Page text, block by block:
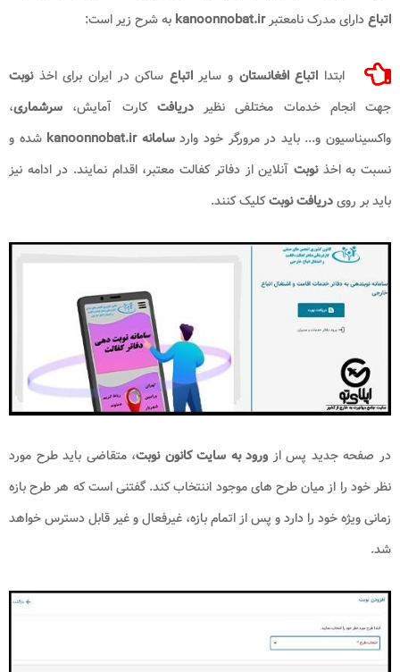
اتباعدارای مدرک نامعتبرkanoonnobat.ir به شرح زیر است:
ابتدا اتباع افغانستان و سایراتباع ساکن در ایران برای اخذنوبت
جهت انجام خدمات مختلفی نظیردریافتکارت آمایش، سرشماری،
واکسیناسیون و... باید در مرورگر خود واردسامانه kanoonnobat.ir
شده و
نسبت به اخذنوبت آنلاین از دفاتر کفالت معتبر، اقدام نمایند. در ادامه نیز
باید بر رویدریافت نوبتکلیک کنند.
در صفحه جدید پس از ورود به سایت کانون نوبت، متقاضی باید طرح مورد
نظر خود را از میان طرح های موجود اننتخاب کند. گفتنی است که هر طرح بازه
زمانی ویژه خود را دارد و پس از اتمام بازه، غیرفعال و غیر قابل دسترس خواهد
شد.